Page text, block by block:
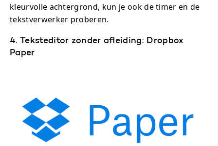
kleurvolle achtergrond, kun je ook de timer en de
tekstverwerker proberen.
4. Teksteditor zonder afleiding: Dropbox
Paper